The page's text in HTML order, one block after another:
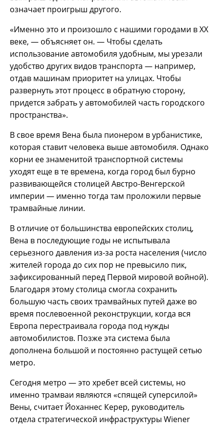
означает проигрыш другого.
«Именно это и произошло с нашими городами в XX
веке, — объясняет он. — Чтобы сделать
использование автомобиля удобным, мы урезали
удобство других видов транспорта — например,
отдав машинам приоритет на улицах. Чтобы
развернуть этот процесс в обратную сторону,
придется забрать у автомобилей часть городского
пространства».
В свое время Вена была пионером в урбанистике,
которая ставит человека выше автомобиля. Однако
корни ее знаменитой транспортной системы
уходят еще в те времена, когда город был бурно
развивающейся столицей Австро-Венгерской
империи — именно тогда там проложили первые
трамвайные линии.
В отличие от большинства европейских столиц,
Вена в последующие годы не испытывала
серьезного давления из-за роста населения (число
жителей города до сих пор не превысило пик,
зафиксированный перед Первой мировой войной).
Благодаря этому столица смогла сохранить
большую часть своих трамвайных путей даже во
время послевоенной реконструкции, когда вся
Европа перестраивала города под нужды
автомобилистов. Позже эта система была
дополнена большой и постоянно растущей сетью
метро.
Сегодня метро — это хребет всей системы, но
именно трамваи являются «спящей суперсилой»
Вены, считает Йоханнес Керер, руководитель
отдела стратегической инфраструктуры Wiener